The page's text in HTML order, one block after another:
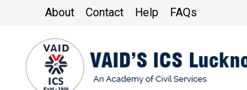
About Contact Help FAQs